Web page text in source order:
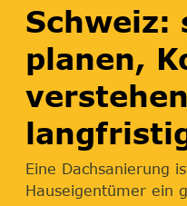
Schweiz:
planen,
Eine Dachsanierung
Hauseigentümer ein